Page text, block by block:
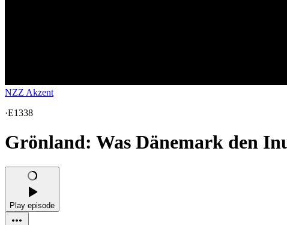
NZZ Akzent
·E1338
Grönland: Was Dänemark den
Play episode